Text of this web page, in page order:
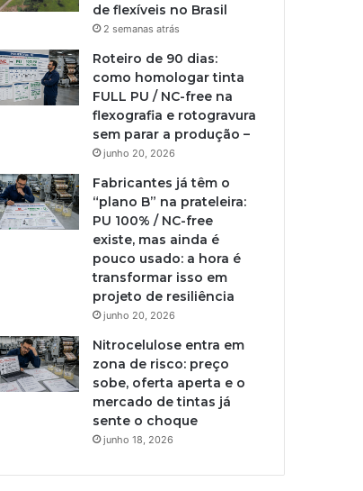
de flexíveis no Brasil
2 semanas atrás
Roteiro de 90 dias:
como homologar tinta
FULL PU / NC-free na
flexografia e rotogravura
sem parar a produção –
junho 20, 2026
Fabricantes já têm o
“plano B” na prateleira:
PU 100% / NC-free
existe, mas ainda é
pouco usado: a hora é
transformar isso em
projeto de resiliência
junho 20, 2026
Nitrocelulose entra em
zona de risco: preço
sobe, oferta aperta e o
mercado de tintas já
sente o choque
junho 18, 2026